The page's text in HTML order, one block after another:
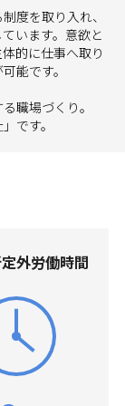
度を取り入れ、
います。意欲と
的に仕事へ取り
能です。
職場づくり。
です。
外労働時間